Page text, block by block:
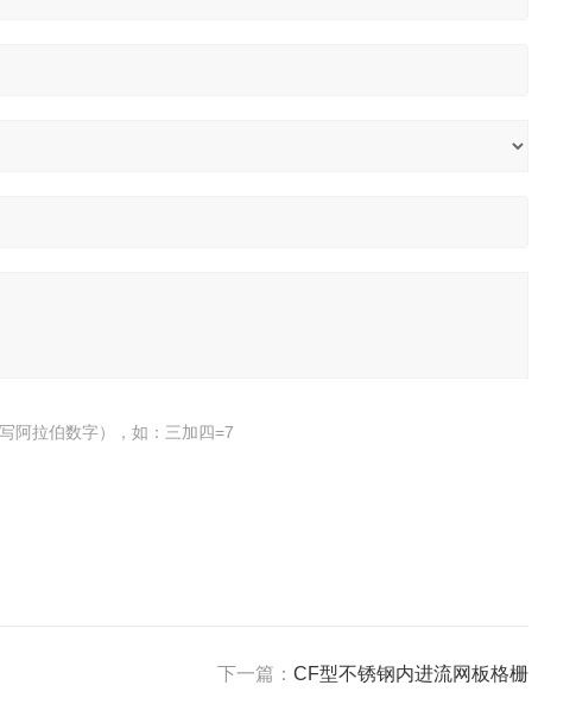
阿拉伯数字），如：三加四=7
下一篇： CF型不锈钢内进流网板格栅